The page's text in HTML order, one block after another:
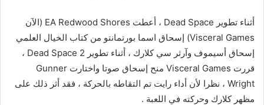
أثناء تطوير Dead Space ، أعطت EA Redwood Shores (الآن
Visceral Games) إسحاق اسما بورتمانتو من كتاب الخيال العلمي
إسحاق أسيموف وآرثر سي كلارك ، أثناء تطوير Dead Space 2 ،
قررت Visceral Games منح إسحاق صوتا واختارت Gunner
Wright ، نظرا لأن أداء رايت تم التقاطه بالحركة ، فقد أثر ذلك على
مظهر كلارك وحركته في اللعبة .